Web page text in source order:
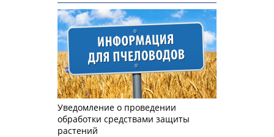
Уведомление о проведении
обработки средствами защиты
растений